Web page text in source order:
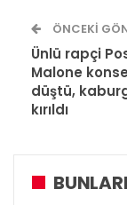
ÖNCEKI
Ünlü rapçi
Malone
düştü,
kırıldı